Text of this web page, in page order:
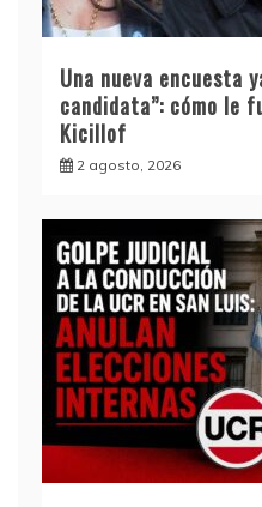
Una nueva encuesta
candidata”: cómo le
Kicillof
2 agosto, 2026